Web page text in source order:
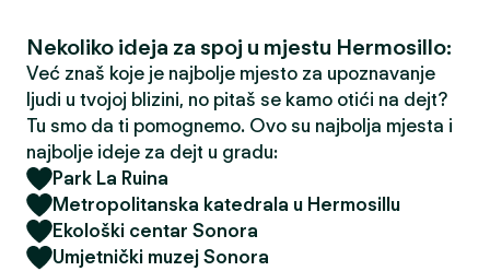
Nekoliko ideja za spoj u mjestu Hermosillo:
Već znaš koje je najbolje mjesto za upoznavanje
ljudi u tvojoj blizini, no pitaš se kamo otići na dejt?
Tu smo da ti pomognemo. Ovo su najbolja mjesta i
najbolje ideje za dejt u gradu:
Park La Ruina
Metropolitanska katedrala u Hermosillu
Ekološki centar Sonora
Umjetnički muzej Sonora